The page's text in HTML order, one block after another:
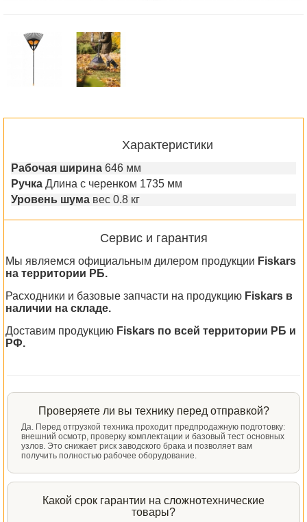
Характеристики
Рабочая ширина 646 мм
Ручка Длина с черенком 1735 мм
Уровень шума вес 0.8 кг
Сервис и гарантия
Мы являемся официальным дилером продукции Fiskars
на территории РБ.
Расходники и базовые запчасти на продукцию Fiskars в
наличии на складе.
Доставим продукцию Fiskars по всей территории РБ и
РФ.
Проверяете ли вы технику перед отправкой?
Да. Перед отгрузкой техника проходит предпродажную подготовку:
внешний осмотр, проверку комплектации и базовый тест основных
узлов. Это снижает риск заводского брака и позволяет вам
получить полностью рабочее оборудование.
Какой срок гарантии на сложнотехнические
товары?